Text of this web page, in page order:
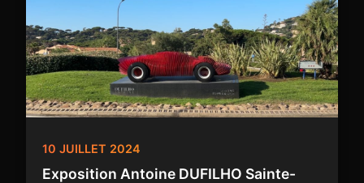
10 JUILLET 2024
Exposition Antoine DUFILHO Sainte-